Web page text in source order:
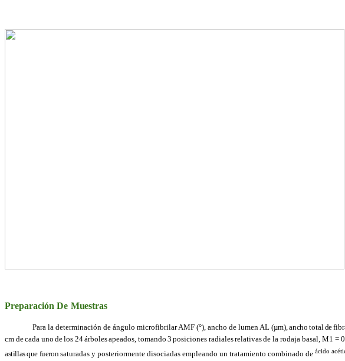
Preparación De Muestras
Para la determinación de ángulo microfibrilar AMF (°), ancho de lumen AL(µm), ancho total de
cm decada uno delos 24árbolesapeados, tomando 3 posiciones radialesrelativasde la rodaja basal, M1 =
astillasque fueronsaturadas y posteriormente disociadas empleando un tratamiento combinado de ácido